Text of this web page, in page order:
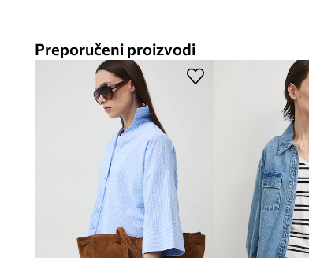
Vez s cvjetnim motivomna prednjoj strani
Ukrasni porubna donjem rubu i rukavima daje
Klasični ovratnik i kopčanje na gumbe
Preporučeni proizvodi